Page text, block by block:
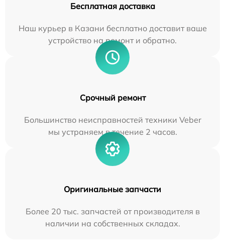
Бесплатная доставка
Наш курьер в Казани бесплатно доставит ваше
устройство на ремонт и обратно.
Срочный ремонт
Большинство неисправностей техники Veber
мы устраняем в течение 2 часов.
Оригинальные запчасти
Более 20 тыс. запчастей от производителя в
наличии на собственных складах.